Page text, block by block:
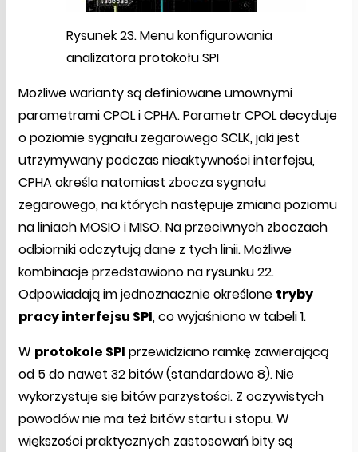
Rysunek 23. Menu konfigurowania
analizatora protokołu SPI
Możliwe warianty są definiowane umownymi
parametrami CPOL i CPHA. Parametr CPOL decyduje
o poziomie sygnału zegarowego SCLK, jaki jest
utrzymywany podczas nieaktywności interfejsu,
CPHA określa natomiast zbocza sygnału
zegarowego, na których następuje zmiana poziomu
na liniach MOSIO i MISO. Na przeciwnych zboczach
odbiorniki odczytują dane z tych linii. Możliwe
kombinacje przedstawiono na rysunku 22.
Odpowiadają im jednoznacznie określone tryby
pracy interfejsu SPI, co wyjaśniono w tabeli 1.
W protokole SPI przewidziano ramkę zawierającą
od 5 do nawet 32 bitów (standardowo 8). Nie
wykorzystuje się bitów parzystości. Z oczywistych
powodów nie ma też bitów startu i stopu. W
większości praktycznych zastosowań bity są